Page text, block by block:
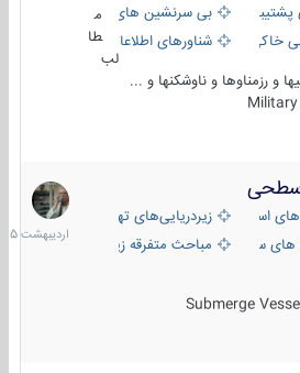
بی سرنشین های دریایی
و نیروبرشناورهای اطلاعاتی و جاسوسی
طا
لب
و رزمناوها و ناوشکنها و ...
استراتژیکزیردریایی‌های تهاجمی
سبک
مباحث متفرقه زیرسطحی
Submerge
31
1405